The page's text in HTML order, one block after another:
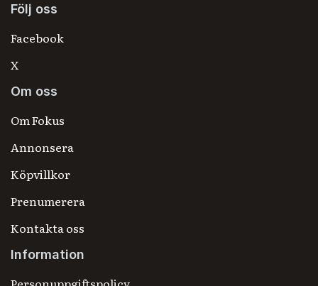
Följ oss
Facebook
X
Om oss
Om Fokus
Annonsera
Köpvillkor
Prenumerera
Kontakta oss
Information